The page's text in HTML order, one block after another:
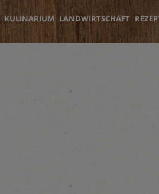
KULINARIUM LANDWIRTSCHAFT